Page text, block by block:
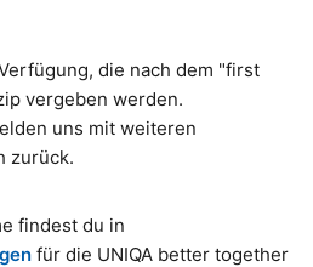
die nach dem "first
vergeben werden.
uns mit weiteren
zurück.
findest du in
für die UNIQA better together